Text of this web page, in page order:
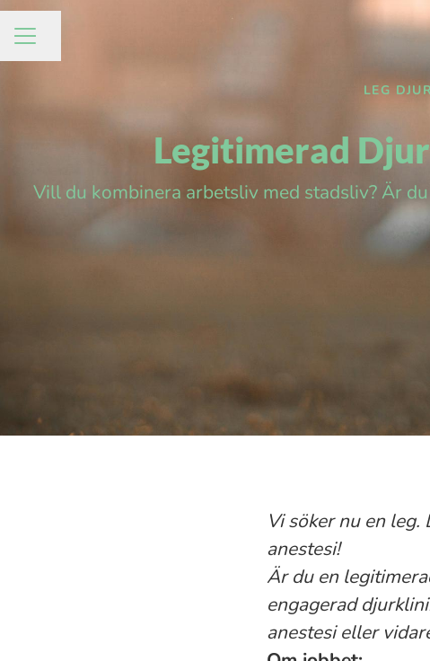
KARRIÄRMENY
Dela sidan
LEG
Legitimerad
Vill du kombinera arbetsliv med stadsliv? Är
Vi söker nu en
anestesi!
Är du en
engagerad
anestesi eller